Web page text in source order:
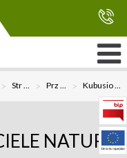
> Str ... > Prz ... > Kubusio ...
NATURY